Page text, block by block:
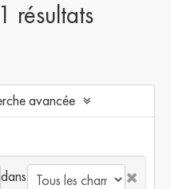
résultats
avancée
dans